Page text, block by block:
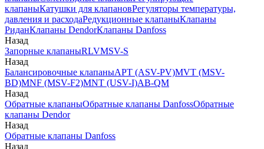
клапаныКатушки для клапановРегуляторы температуры,
давления и расходаРедукционные клапаныКлапаны
РиданКлапаны DendorКлапаны Danfoss
Назад
Запорные клапаныRLVMSV-S
Назад
Балансировочные клапаныAPT (ASV-PV)MVT (MSV-
BD)MNF (MSV-F2)MNT (USV-I)AB-QM
Назад
Обратные клапаныОбратные клапаны DanfossОбратные
клапаны Dendor
Назад
Обратные клапаны Danfoss
Назад